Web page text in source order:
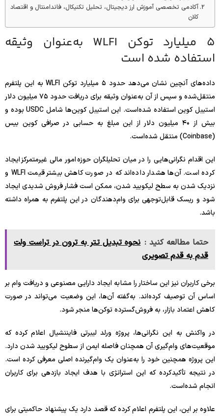
آکادمی تخصصی آموزش ارز دیجیتال، تحلیل تکنیکال، فاندامنتال و اقتصاد
کلان
۵ میلیارد توکن WLFI به‌عنوان وثیقه
استفاده شده‌ است
داده‌های آنچین نشان می‌دهد حدود ۵ میلیارد توکن WLFI به این پلتفرم
منتقل‌شده و سپس از آن به‌عنوان وثیقه برای دریافت حدود ۷۵ میلیون دلار
استیبل‌ کوین استفاده شده‌است. این استیبل‌ کوین‌ها شامل USDC بوده و
بیش از ۴۰ میلیون دلار از این مبلغ به حسابی در صرافی کوین بیس
(Coinbase) منتقل شده‌است.
این اقدام نگرانی‌هایی را در میان تحلیلگران حوزه امور مالی غیرمتمرکز ایجاد
کرده است. آن‌ها هشدار داده‌اند که در صورت کاهش بیشتر قیمت WLFI و
نزدیک شدن به سطح لیکویید شدن، ممکن است فشار فروش شدیدی ایجاد
شود و ریسک قابل‌توجهی برای وام‌دهندگان در این پلتفرم به همراه داشته
باشد.
حتما مطالعه کنید : نحوه تبدیل تتر به ترون در تراست ولت
قدم به قدم تصویری
برخی کاربران نیز این ساختار را مشابه ایجاد دارایی مصنوعی و دریافت وام بر
اساس آن توصیف کرده‌اند. به‌گفته آن‌ها، این وضعیت می‌تواند در صورت
کاهش اعتماد بازار، به فروش‌گسترده توکن‌ها منجر شود.
در واکنش به این نگرانی‌ها، پروژه ورلد لیبرتی فایننشیال اعلام کرده که
موقعیت‌های وام‌گیری آن همچنان فاصله ایمن از سطوح لیکویید شدن دارد.
این پروژه همچنین خود را به‌عنوان یک وام‌گیرنده اصلی معرفی کرده است.
در نتیجه تأکید‌کرده که این استراتژی با هدف ایجاد بازدهی برای کاربران
انجام شده‌است.
علاوه بر این، این پلتفرم اعلام کرده که قصد دارد یک پیشنهاد حاکمیتی برای